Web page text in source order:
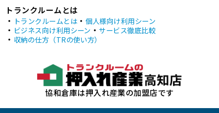
トランクルームとは
トランクルームとは
個人様向け利用シーン
ビジネス向け利用シーン
サービス徹底比較
収納の仕方（TRの使い方）
協和倉庫は押入れ産業の加盟店です